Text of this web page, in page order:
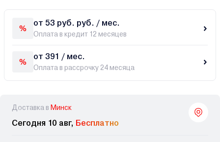
от 53 руб. руб. / мес.
Оплата в кредит 12 месяцев
от 391 / мес.
Оплата в рассрочку 24 месяца
Доставка в Минск
Сегодня 10 авг, Бесплатно